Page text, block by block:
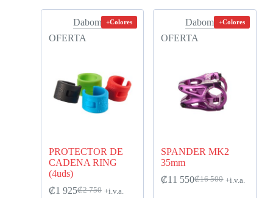
Dabomb
OFERTA
+Colores
PROTECTOR DE
CADENA RING
(4uds)
₡2 750
₡1 925 +i.v.a.
Dabomb
OFERTA
+Colores
SPANDER MK2
35mm
₡16 500
₡11 550 +i.v.a.